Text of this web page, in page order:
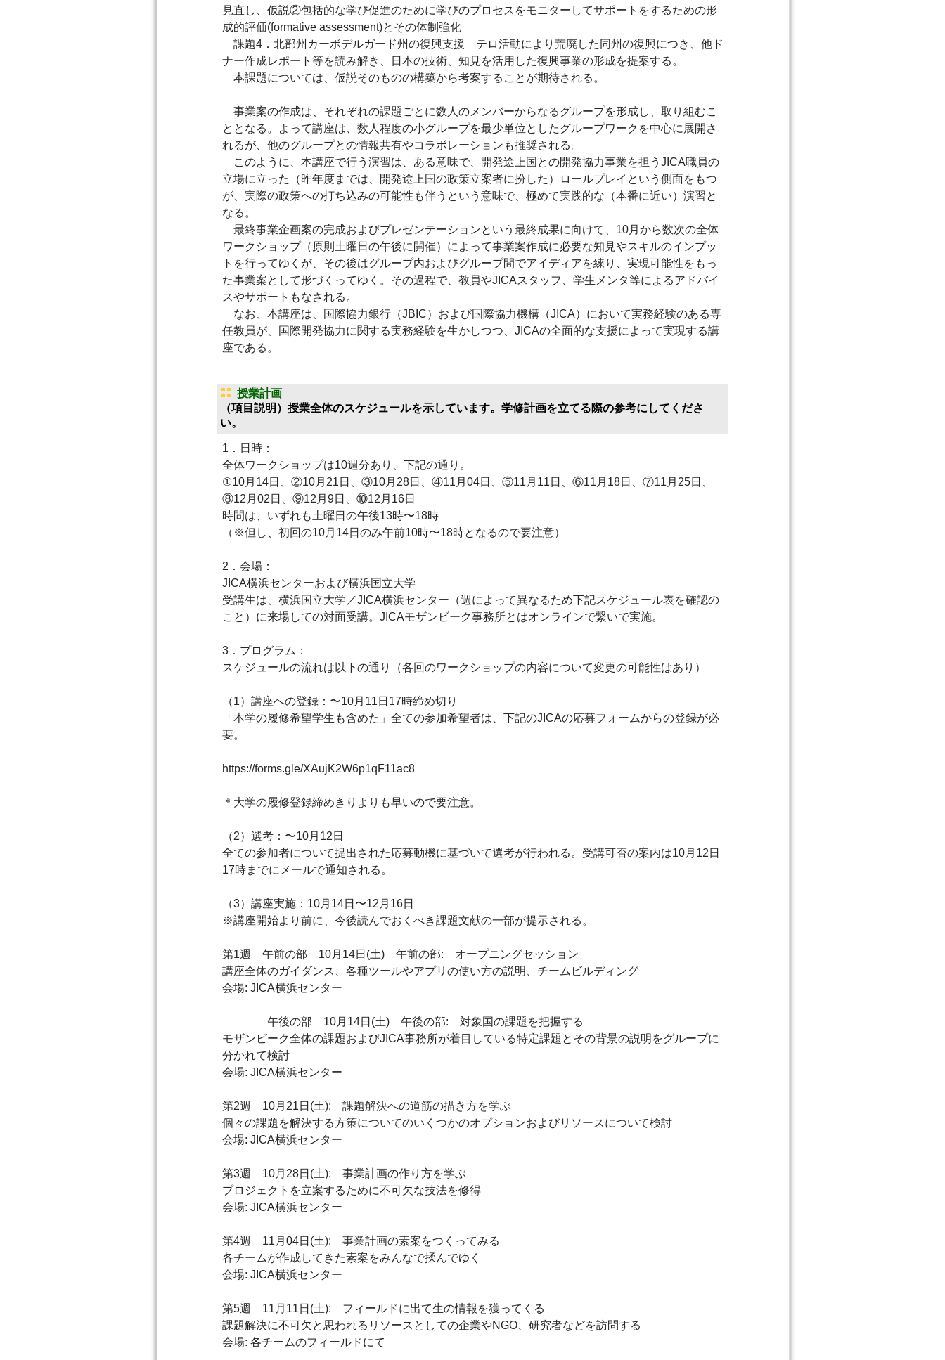
見直し、仮説②包括的な学び促進のために学びのプロセスをモニターしてサポートをするための形
成的評価(formative assessment)とその体制強化
課題4．北部州カーボデルガード州の復興支援 テロ活動により荒廃した同州の復興につき、他ド
ナー作成レポート等を読み解き、日本の技術、知見を活用した復興事業の形成を提案する。
本課題については、仮説そのものの構築から考案することが期待される。
事業案の作成は、それぞれの課題ごとに数人のメンバーからなるグループを形成し、取り組むこ
ととなる。よって講座は、数人程度の小グループを最少単位としたグループワークを中心に展開さ
れるが、他のグループとの情報共有やコラボレーションも推奨される。
このように、本講座で行う演習は、ある意味で、開発途上国との開発協力事業を担うJICA職員の
立場に立った（昨年度までは、開発途上国の政策立案者に扮した）ロールプレイという側面をもつ
が、実際の政策への打ち込みの可能性も伴うという意味で、極めて実践的な（本番に近い）演習と
なる。
最終事業企画案の完成およびプレゼンテーションという最終成果に向けて、10月から数次の全体
ワークショップ（原則土曜日の午後に開催）によって事業案作成に必要な知見やスキルのインプッ
トを行ってゆくが、その後はグループ内およびグループ間でアイディアを練り、実現可能性をもっ
た事業案として形づくってゆく。その過程で、教員やJICAスタッフ、学生メンタ等によるアドバイ
スやサポートもなされる。
なお、本講座は、国際協力銀行（JBIC）および国際協力機構（JICA）において実務経験のある専
任教員が、国際開発協力に関する実務経験を生かしつつ、JICAの全面的な支援によって実現する講
座である。
授業計画
（項目説明）授業全体のスケジュールを示しています。学修計画を立てる際の参考にしてくださ
い。
1．日時：
全体ワークショップは10週分あり、下記の通り。
①10月14日、②10月21日、③10月28日、④11月04日、⑤11月11日、⑥11月18日、⑦11月25日、
⑧12月02日、⑨12月9日、⑩12月16日
時間は、いずれも土曜日の午後13時〜18時
（※但し、初回の10月14日のみ午前10時〜18時となるので要注意）
2．会場：
JICA横浜センターおよび横浜国立大学
受講生は、横浜国立大学／JICA横浜センター（週によって異なるため下記スケジュール表を確認の
こと）に来場しての対面受講。JICAモザンビーク事務所とはオンラインで繋いで実施。
3．プログラム：
スケジュールの流れは以下の通り（各回のワークショップの内容について変更の可能性はあり）
（1）講座への登録：〜10月11日17時締め切り
「本学の履修希望学生も含めた」全ての参加希望者は、下記のJICAの応募フォームからの登録が必
要。
https://forms.gle/XAujK2W6p1qF11ac8
＊大学の履修登録締めきりよりも早いので要注意。
（2）選考：〜10月12日
全ての参加者について提出された応募動機に基づいて選考が行われる。受講可否の案内は10月12日
17時までにメールで通知される。
（3）講座実施：10月14日〜12月16日
※講座開始より前に、今後読んでおくべき課題文献の一部が提示される。
第1週 午前の部 10月14日(土) 午前の部: オープニングセッション
講座全体のガイダンス、各種ツールやアプリの使い方の説明、チームビルディング
会場: JICA横浜センター
午後の部 10月14日(土) 午後の部: 対象国の課題を把握する
モザンビーク全体の課題およびJICA事務所が着目している特定課題とその背景の説明をグループに
分かれて検討
会場: JICA横浜センター
第2週 10月21日(土): 課題解決への道筋の描き方を学ぶ
個々の課題を解決する方策についてのいくつかのオプションおよびリソースについて検討
会場: JICA横浜センター
第3週 10月28日(土): 事業計画の作り方を学ぶ
プロジェクトを立案するために不可欠な技法を修得
会場: JICA横浜センター
第4週 11月04日(土): 事業計画の素案をつくってみる
各チームが作成してきた素案をみんなで揉んでゆく
会場: JICA横浜センター
第5週 11月11日(土): フィールドに出て生の情報を獲ってくる
課題解決に不可欠と思われるリソースとしての企業やNGO、研究者などを訪問する
会場: 各チームのフィールドにて